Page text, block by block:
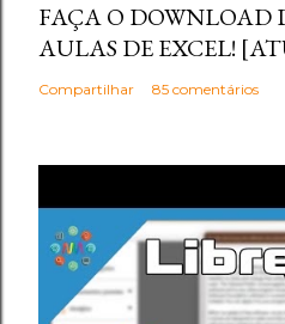
FAÇA O DOWNLOAD
AULAS DE EXCEL!
Compartilhar 85 comentários